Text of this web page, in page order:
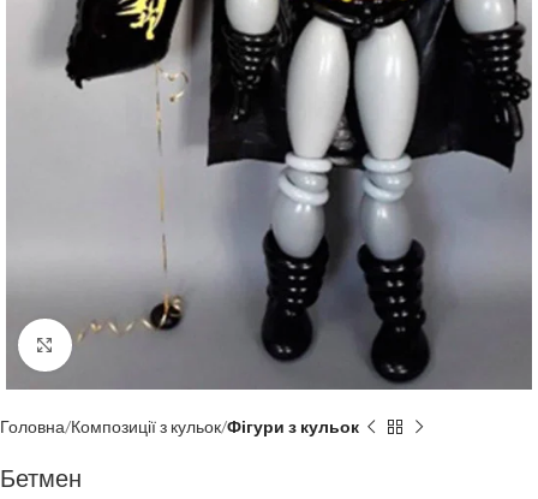
Click to enlarge
Головна Композиції з кульок Фігури з кульок
Бетмен